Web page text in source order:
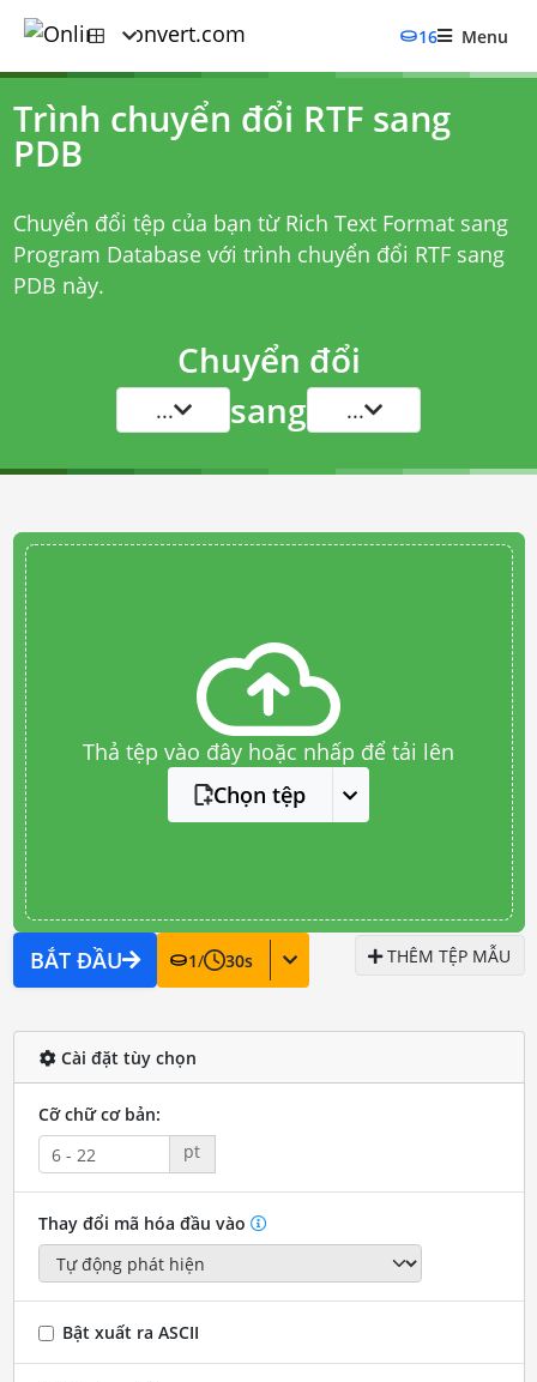
16 Menu
Trình chuyển đổi RTF sang
PDB
Chuyển đổi tệp của bạn từ Rich Text Format sang
Program Database với trình chuyển đổi RTF sang
PDB này.
Chuyển đổi
... sang ...
Thả tệp vào đây hoặc nhấp để tải lên
Chọn tệp
BẮT ĐẦU 1/ 30s THÊM TỆP MẪU
Cài đặt tùy chọn
Cỡ chữ cơ bản:
pt
Thay đổi mã hóa đầu vào
Bật xuất ra ASCII